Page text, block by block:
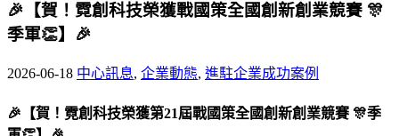
🎉【賀！霓創科技榮獲戰國策全國創新創業競賽 🎊
季軍👏】🎉
2026-06-18 中心訊息, 企業動態, 進駐企業成功案例
🎉【賀！霓創科技榮獲第21屆戰國策全國創新創業競賽 🎊季